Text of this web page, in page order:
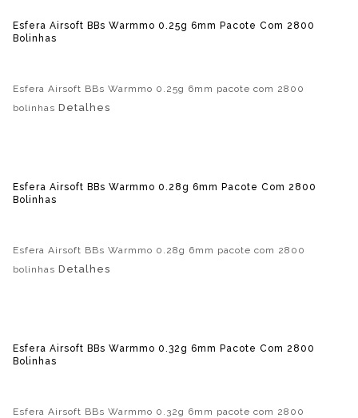
Esfera Airsoft BBs Warmmo 0.25g 6mm Pacote Com 2800
Bolinhas
Esfera Airsoft BBs Warmmo 0.25g 6mm pacote com 2800
bolinhas Detalhes
Esfera Airsoft BBs Warmmo 0.28g 6mm Pacote Com 2800
Bolinhas
Esfera Airsoft BBs Warmmo 0.28g 6mm pacote com 2800
bolinhas Detalhes
Esfera Airsoft BBs Warmmo 0.32g 6mm Pacote Com 2800
Bolinhas
Esfera Airsoft BBs Warmmo 0.32g 6mm pacote com 2800